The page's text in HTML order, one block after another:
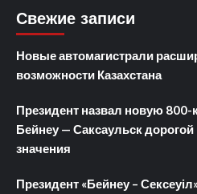
Свежие записи
Новые автомагистрали
возможности Казахстана
Президент назвал новую
Бейнеу — Саксаульск
значения
Президент «Бейнеу –